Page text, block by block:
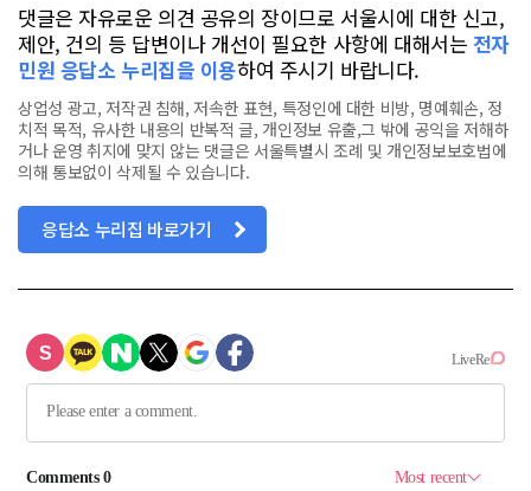
댓글은 자유로운 의견 공유의 장이므로 서울시에 대한 신고,
제안, 건의 등 답변이나 개선이 필요한 사항에 대해서는 전자
민원 응답소 누리집을 이용하여 주시기 바랍니다.
상업성 광고, 저작권 침해, 저속한 표현, 특정인에 대한 비방, 명예훼손, 정
치적 목적, 유사한 내용의 반복적 글, 개인정보 유출,그 밖에 공익을 저해하
거나 운영 취지에 맞지 않는 댓글은 서울특별시 조례 및 개인정보보호법에
의해 통보없이 삭제될 수 있습니다.
응답소 누리집 바로가기